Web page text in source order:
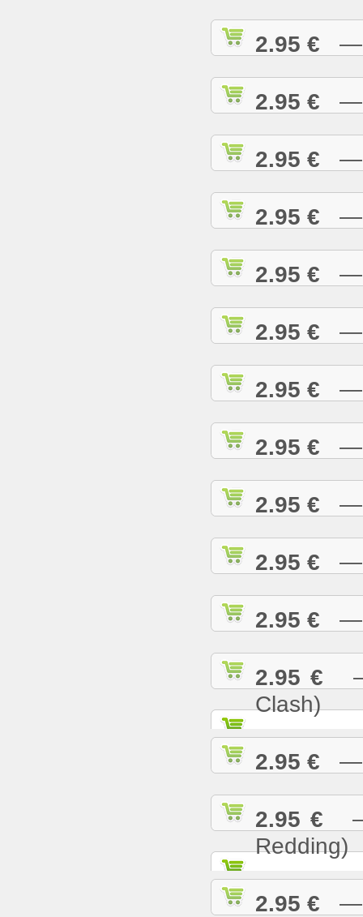
2.95 € —
2.95 € —
2.95 € —
2.95 € —
2.95 € —
2.95 € —
2.95 € —
2.95 € —
2.95 € —
2.95 € —
2.95 € —
2.95 € —
Clash)
2.95 € —
2.95 € —
Redding)
2.95 € —